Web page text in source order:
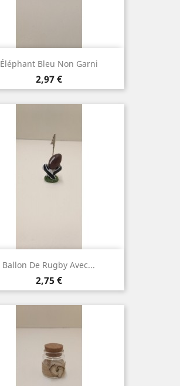
Éléphant Bleu Non Garni
Prix
2,97 €
Ballon De Rugby Avec...
Prix
2,75 €